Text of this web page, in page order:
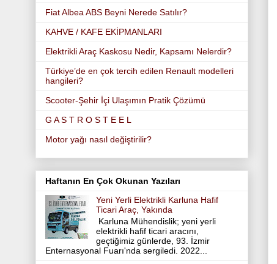
Fiat Albea ABS Beyni Nerede Satılır?
KAHVE / KAFE EKİPMANLARI
Elektrikli Araç Kaskosu Nedir, Kapsamı Nelerdir?
Türkiye’de en çok tercih edilen Renault modelleri
hangileri?
Scooter-Şehir İçi Ulaşımın Pratik Çözümü
G A S T R O S T E E L
Motor yağı nasıl değiştirilir?
Haftanın En Çok Okunan Yazıları
Yeni Yerli Elektrikli Karluna Hafif
Ticari Araç, Yakında
Karluna Mühendislik; yeni yerli
elektrikli hafif ticari aracını,
geçtiğimiz günlerde, 93. İzmir
Enternasyonal Fuarı'nda sergiledi. 2022...